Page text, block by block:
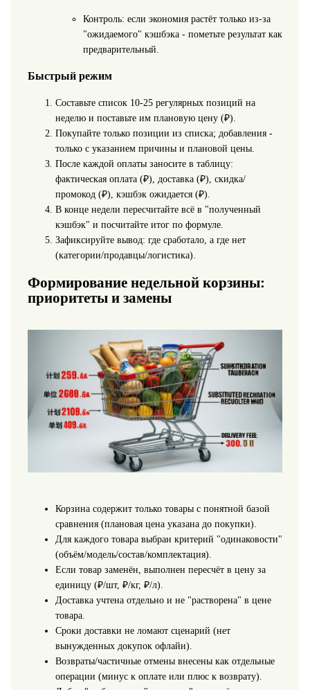
Контроль: если экономия растёт только из-за
"ожидаемого" кэшбэка - пометьте результат как
предварительный.
Быстрый режим
Составьте список 10-25 регулярных позиций на
неделю и поставьте им плановую цену (₽).
Покупайте только позиции из списка; добавления -
только с указанием причины и плановой цены.
После каждой оплаты заносите в таблицу:
фактическая оплата (₽), доставка (₽), скидка/
промокод (₽), кэшбэк ожидается (₽).
В конце недели пересчитайте всё в "полученный
кэшбэк" и посчитайте итог по формуле.
Зафиксируйте вывод: где сработало, а где нет
(категории/продавцы/логистика).
Формирование недельной корзины:
приоритеты и замены
Корзина содержит только товары с понятной базой
сравнения (плановая цена указана до покупки).
Для каждого товара выбран критерий "одинаковости"
(объём/модель/состав/комплектация).
Если товар заменён, выполнен пересчёт в цену за
единицу (₽/шт, ₽/кг, ₽/л).
Доставка учтена отдельно и не "растворена" в цене
товара.
Сроки доставки не ломают сценарий (нет
вынужденных докупок офлайн).
Возвраты/частичные отмены внесены как отдельные
операции (минус к оплате или плюс к возврату).